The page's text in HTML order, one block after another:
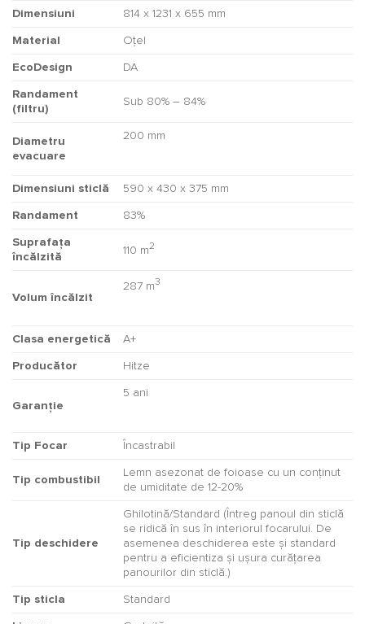
Dimensiuni 814 x 1231 x 655 mm
Material Oțel
EcoDesign DA
Randament
(filtru)
Sub 80% – 84%
Diametru
evacuare
200 mm
Dimensiuni sticlă 590 x 430 x 375 mm
Randament 83%
Suprafața
încălzită
110 m2
Volum încălzit
287 m3
Clasa energetică A+
Producător Hitze
Garanție
5 ani
Tip Focar Încastrabil
Tip combustibil
Lemn asezonat de foioase cu un conținut
de umiditate de 12-20%
Tip deschidere
Ghilotină/Standard (Întreg panoul din sticlă
se ridică în sus în interiorul focarului. De
asemenea deschiderea este și standard
pentru a eficientiza și ușura curățarea
panourilor din sticlă.)
Tip sticla Standard